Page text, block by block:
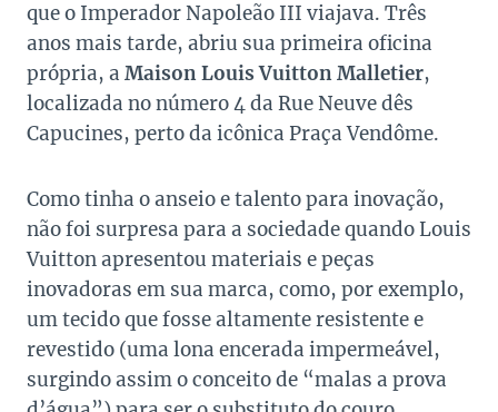
que o Imperador Napoleão III viajava. Três
anos mais tarde, abriu sua primeira oficina
própria, a Maison Louis Vuitton Malletier,
localizada no número 4 da Rue Neuve dês
Capucines, perto da icônica Praça Vendôme.
Como tinha o anseio e talento para inovação,
não foi surpresa para a sociedade quando Louis
Vuitton apresentou materiais e peças
inovadoras em sua marca, como, por exemplo,
um tecido que fosse altamente resistente e
revestido (uma lona encerada impermeável,
surgindo assim o conceito de “malas a prova